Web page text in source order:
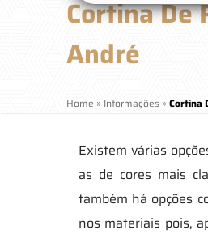
Cortina De
André
Home » Informações »Cortina
Existem várias
as de cores mais
também há opções
nos materiais pois,